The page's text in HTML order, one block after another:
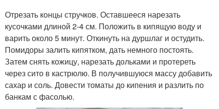
Отрезать концы стручков. Оставшееся нарезать
кусочками длиной 2-4 см. Положить в кипящую воду и
варить около 5 минут. Откинуть на дуршлаг и остудить.
Помидоры залить кипятком, дать немного постоять.
Затем снять кожицу, нарезать дольками и протереть
через сито в кастрюлю. В получившуюся массу добавить
сахар и соль. Довести томаты до кипения и разлить по
банкам с фасолью.